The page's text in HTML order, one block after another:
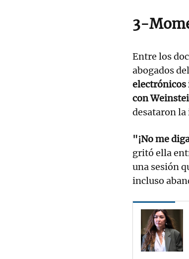
3-
Entre los
abogados
electrónicos
con
desataron la
"¡No me
gritó ella
una sesión
incluso